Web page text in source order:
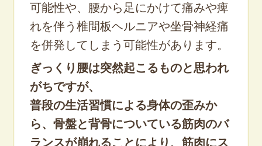
可能性や、腰から足にかけて痛みや痺
れを伴う椎間板ヘルニアや坐骨神経痛
を併発してしまう可能性があります。
ぎっくり腰は突然起こるものと思われ
がちですが、
普段の生活習慣による身体の歪みか
ら、骨盤と背骨についている筋肉のバ
ランスが崩れることにより、筋肉にス